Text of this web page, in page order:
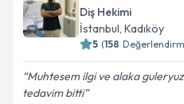
Diş Hekimi
İstanbul, Kadıköy
5 (158
Muhtesem ilgi ve alaka
tedavim bitti